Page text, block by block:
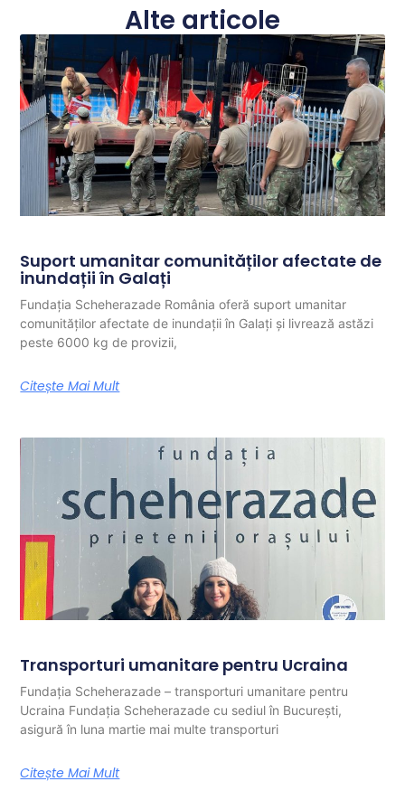
Alte articole
Suport umanitar comunităților afectate de
inundații în Galați
Fundația Scheherazade România oferă suport umanitar
comunităților afectate de inundații în Galați și livrează astăzi
peste 6000 kg de provizii,
Citește Mai Mult
Transporturi umanitare pentru Ucraina
Fundația Scheherazade – transporturi umanitare pentru
Ucraina Fundația Scheherazade cu sediul în București,
asigură în luna martie mai multe transporturi
Citește Mai Mult